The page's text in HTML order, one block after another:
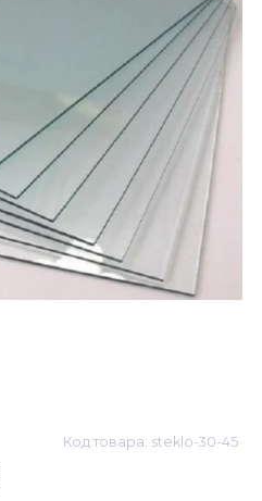
Код товара: steklo-30-45